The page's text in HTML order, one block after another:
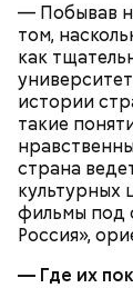
— Побывав
том,
как
истории
такие
страна
культурных
фильмы под
Россия»,
— Где их